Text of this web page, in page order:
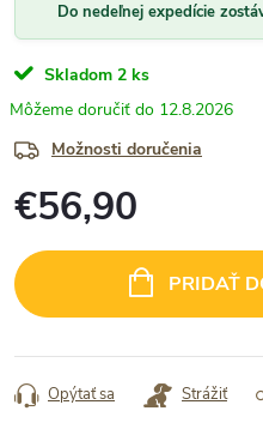
Do nedeľnej expedície
Skladom 2 ks
12.8.2026
Možnosti doručenia
€56,90
cena:
PRIDAŤ
Opýtať sa Strážiť